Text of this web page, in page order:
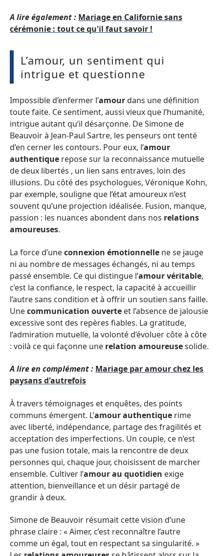
A lire également : Mariage en Californie sans
cérémonie : tout ce qu'il faut savoir !
L’amour, un sentiment qui
intrigue et questionne
Impossible d’enfermer l’amourdans une définition
toute faite. Ce sentiment, aussi vieux que l’humanité,
intrigue autant qu’il désarçonne. De Simone de
Beauvoir à Jean-Paul Sartre, les penseurs ont tenté
d’en cerner les contours. Pour eux, l’amour
authentique repose sur la reconnaissance mutuelle
de deux libertés , un lien sans entraves, loin des
illusions. Du côté des psychologues, Véronique Kohn,
par exemple, souligne que l’état amoureux n’est
souvent qu’une projection idéalisée. Fusion, manque,
passion : les nuances abondent dans nos relations
amoureuses.
La force d’uneconnexion émotionnelle ne se jauge
ni au nombre de messages échangés, ni au temps
passé ensemble. Ce qui distingue l’amour véritable,
c’est la confiance, le respect, la capacité à accueillir
l’autre sans condition et à offrir un soutien sans faille.
Unecommunication ouverte et l’absence de jalousie
excessive sont des repères fiables. La gratitude,
l’admiration mutuelle, la volonté d’évoluer côte à côte
: voilà ce qui façonne une relation amoureusesolide.
A lire en complément : Mariage par amour chez les
paysans d'autrefois
À travers témoignages et enquêtes, des points
communs émergent. L’amour authentique rime
avec liberté, indépendance, partage des fragilités et
acceptation des imperfections. Un couple, ce n’est
pas une fusion totale, mais la rencontre de deux
personnes qui, chaque jour, choisissent de marcher
ensemble. Cultiver l’amour au quotidien exige
attention, bienveillance et un désir partagé de
grandir à deux.
Simone de Beauvoir résumait cette vision d’une
phrase claire : « Aimer, c’est reconnaître l’autre
comme un égal, tout en respectant sa singularité. »